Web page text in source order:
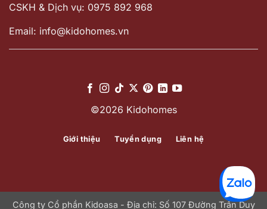
CSKH & Dịch vụ: 0975 892 968
Email: info@kidohomes.vn
©2026 Kidohomes
Giới thiệu Tuyển dụng Liên hệ
Công ty Cổ phần Kidoasa - Địa chỉ: Số 107 Đường Trần Duy